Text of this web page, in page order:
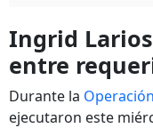
Ingrid Larios
entre
Durante la
ejecutaron este